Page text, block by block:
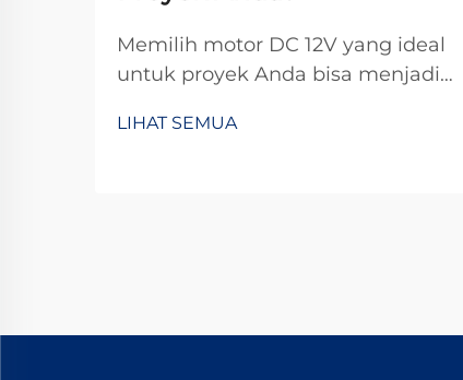
Memilih motor DC 12V yang ideal
untuk proyek Anda bisa menjadi
banyak spesifikasi teknis yang perlu
LIHAT SEMUA